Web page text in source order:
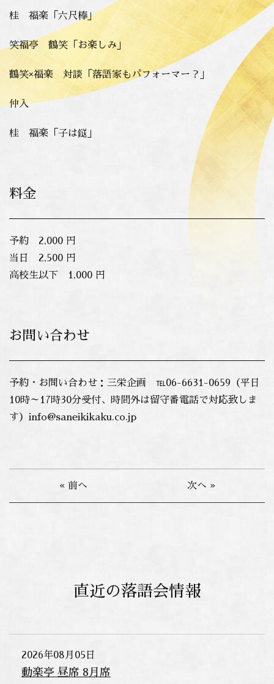
桂 福楽「六尺棒」
笑福亭 鶴笑「お楽しみ」
鶴笑×福楽 対談「落語家もパフォーマー？」
仲入
桂 福楽「子は鎹」
料金
予約 2,000 円
当日 2,500 円
高校生以下 1,000 円
お問い合わせ
予約・お問い合わせ：三栄企画 ℡06-6631-0659（平日
10時～17時30分受付、時間外は留守番電話で対応致しま
す）info@saneikikaku.co.jp
« 前へ 次へ »
直近の落語会情報
2026年08月05日
動楽亭 昼席 8月席